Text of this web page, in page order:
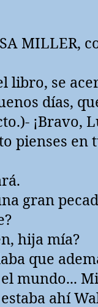
MILLER,
libro, se
días,
¡Bravo,
pienses en
gran
hija mía?
que
mundo...
ahí